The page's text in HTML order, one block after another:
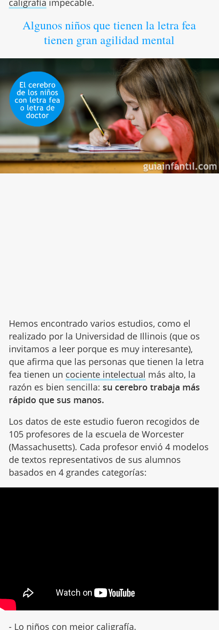
caligrafía impecable.
Algunos niños que tienen la letra fea
tienen gran agilidad mental
Hemos encontrado varios estudios, como el
realizado por la Universidad de Illinois (que os
invitamos a leer porque es muy interesante),
que afirma que las personas que tienen la letra
fea tienen un cociente intelectual más alto, la
razón es bien sencilla: su cerebro trabaja más
rápido que sus manos.
Los datos de este estudio fueron recogidos de
105 profesores de la escuela de Worcester
(Massachusetts). Cada profesor envió 4 modelos
de textos representativos de sus alumnos
basados en 4 grandes categorías:
- Lo niños con mejor caligrafía.